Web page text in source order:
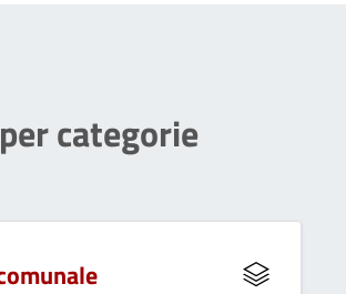
categorie